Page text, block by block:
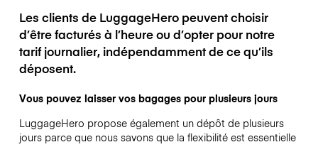
Les clients de LuggageHero peuvent choisir
d’être facturés à l’heure ou d’opter pour notre
tarif journalier, indépendamment de ce qu’ils
déposent.
Vous pouvez laisser vos bagages pour plusieurs jours
LuggageHero propose également un dépôt de plusieurs
jours parce que nous savons que la flexibilité est essentielle